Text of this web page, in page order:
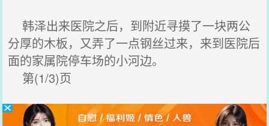
韩泽出来医院之后，到附近寻摸了一块两公
分厚的木板，又弄了一点钢丝过来，来到医院后
面的家属院停车场的小河边。
第(1/3)页